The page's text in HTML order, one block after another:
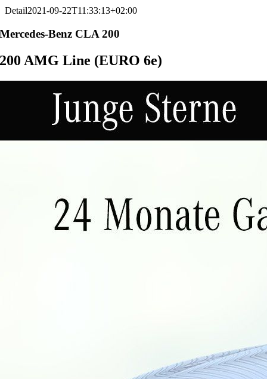
Detail2021-09-22T11:33:13+02:00
Mercedes-Benz CLA 200
200 AMG Line (EURO 6e)